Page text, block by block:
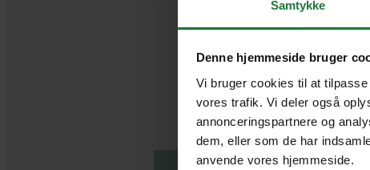
Samtykke
Denne hjemmeside bruger
Vi bruger cookies til at
vores trafik. Vi deler også
annonceringspartnere og
dem, eller som de har
anvende vores hjemmeside.